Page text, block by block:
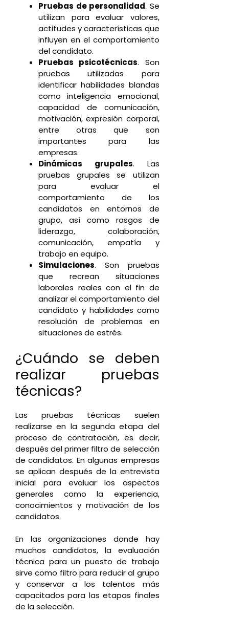
Pruebas de personalidad. Se
utilizan para evaluar valores,
actitudes y características que
influyen en el comportamiento
del candidato.
Pruebas psicotécnicas. Son
pruebas utilizadas para
identificar habilidades blandas
como inteligencia emocional,
capacidad de comunicación,
motivación, expresión corporal,
entre otras que son
importantes para las
empresas.
Dinámicas grupales. Las
pruebas grupales se utilizan
para evaluar el
comportamiento de los
candidatos en entornos de
grupo, así como rasgos de
liderazgo, colaboración,
comunicación, empatía y
trabajo en equipo.
Simulaciones. Son pruebas
que recrean situaciones
laborales reales con el fin de
analizar el comportamiento del
candidato y habilidades como
resolución de problemas en
situaciones de estrés.
¿Cuándo se deben
realizar pruebas
técnicas?
Las pruebas técnicas suelen
realizarse en la segunda etapa del
proceso de contratación, es decir,
después del primer filtro de selección
de candidatos. En algunas empresas
se aplican después de la entrevista
inicial para evaluar los aspectos
generales como la experiencia,
conocimientos y motivación de los
candidatos.
En las organizaciones donde hay
muchos candidatos, la evaluación
técnica para un puesto de trabajo
sirve como filtro para reducir al grupo
y conservar a los talentos más
capacitados para las etapas finales
de la selección.